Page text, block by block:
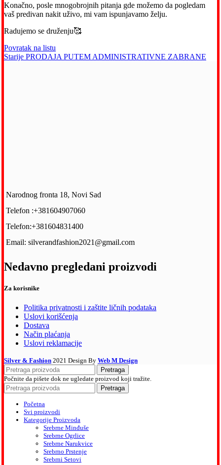
Konačno, posle mnogobrojnih pitanja gde možemo da pogledam
vaš predivan nakit uživo, mi vam ispunjavamo želju.
Radujemo se druženju🥰
Povratak na listu
Starije PRODAJA PUTEM ADMINISTRATIVNE ZABRANE
Narodnog fronta 18, Novi Sad
Telefon :+381604907060
Telefon:+381604831400
Email: silverandfashion2021@gmail.com
Nedavno pregledani proizvodi
Za korisnike
Politika privatnosti i zaštite ličnih podataka
Uslovi korišćenja
Dostava
Način plaćanja
Uslovi reklamacije
Silver & Fashion 2021 Design By Web M Design
Pretraga
Počnite da pišete dok ne ugledate proizvod koji tražite.
Pretraga
Početna
Svi proizvodi
Kategorije Proizvoda
Srebrne Minđuše
Srebrne Ogrlice
Srebrne Narukvice
Srebrno Prstenje
Srebrni Setovi